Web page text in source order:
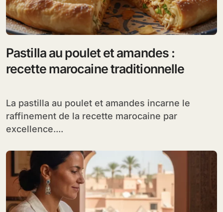
Pastilla au poulet et amandes :
recette marocaine traditionnelle
La pastilla au poulet et amandes incarne le
raffinement de la recette marocaine par
excellence....